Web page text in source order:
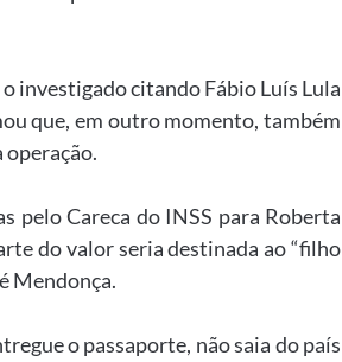
investigado citando Fábio Luís Lula
que, em outro momento, também
operação.
pelo Careca do INSS para Roberta
do valor seria destinada ao “filho
Mendonça.
o passaporte, não saia do país